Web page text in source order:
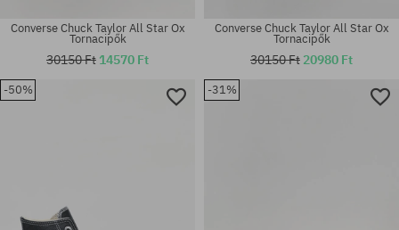
Elérhető méretek:
Elérhető méretek:
Converse Chuck Taylor All Star Ox
Tornacipők
30150 Ft 14570 Ft
Converse Chuck Taylor All Star Ox
Tornacipők
30150 Ft 20980 Ft
-50% -31%